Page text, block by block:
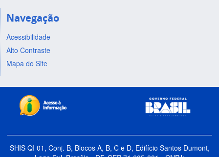
Navegação
Acessibilidade
Alto Contraste
Mapa do Site
SHIS QI 01, Conj. B, Blocos A, B, C e D, Edifício Santos Dumont,